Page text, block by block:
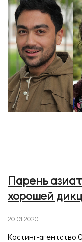
Парень
хорошей
20.01.2020
Кастинг-агентство